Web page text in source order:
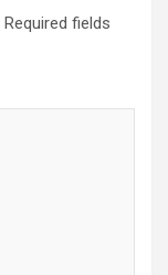
Required fields